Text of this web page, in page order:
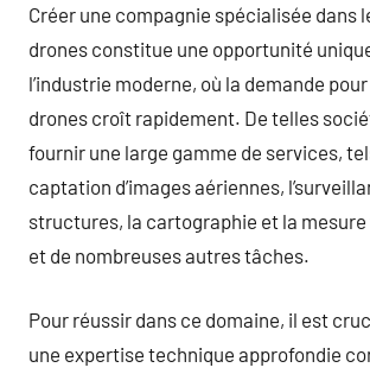
Créer une compagnie spécialisée dans
drones constitue une opportunité
l’industrie moderne, où la demande
drones croît rapidement. De telles
fournir une large gamme de services,
captation d’images aériennes,
structures, la cartographie et la
et de nombreuses autres tâches.
Pour réussir dans ce domaine, il est
une expertise technique approfondie